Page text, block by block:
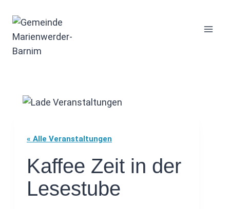
Inhalt
springen
« Alle Veranstaltungen
Kaffee Zeit in der
Lesestube